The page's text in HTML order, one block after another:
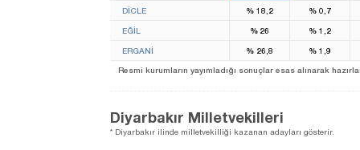
DİCLE % 18,2 % 0,7
EĞİL %26 % 1,2
ERGANİ % 26,8 % 1,9
Resmi kurumların yayımladığı sonuçlar esas alınarak
Diyarbakır Milletvekilleri
* Diyarbakır ilinde milletvekilliği kazanan adayları gösterir.